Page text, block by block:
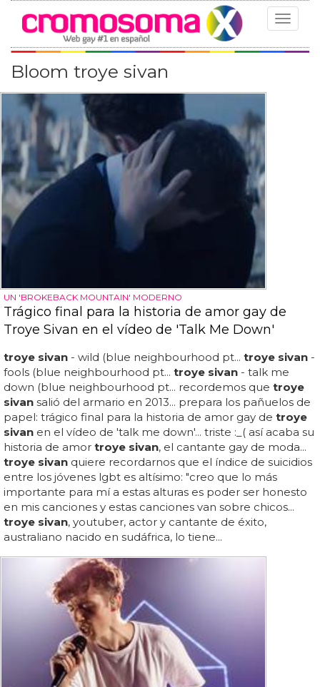
Toggle
Bloom troye sivan
UN 'BROKEBACK MOUNTAIN' MODERNO
Trágico final para la historia de amor gay de
Troye Sivan en el vídeo de 'Talk Me Down'
troye sivan - wild (blue neighbourhood pt... troye sivan -
fools (blue neighbourhood pt... troye sivan - talk me
down (blue neighbourhood pt... recordemos que troye
sivan salió del armario en 2013... prepara los pañuelos de
papel: trágico final para la historia de amor gay de troye
sivan en el vídeo de 'talk me down'... triste :_( así acaba su
historia de amor troye sivan, el cantante gay de moda...
troye sivan quiere recordarnos que el índice de suicidios
entre los jóvenes lgbt es altísimo: "creo que lo más
importante para mí a estas alturas es poder ser honesto
en mis canciones y estas canciones van sobre chicos...
troye sivan, youtuber, actor y cantante de éxito,
australiano nacido en sudáfrica, lo tiene...